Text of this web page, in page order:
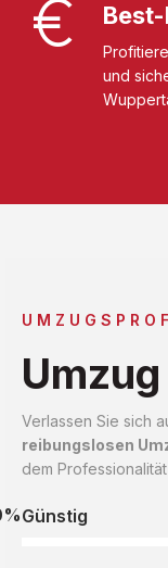
und
Verlassen Sie sich
reibungslosen
dem
Günstig